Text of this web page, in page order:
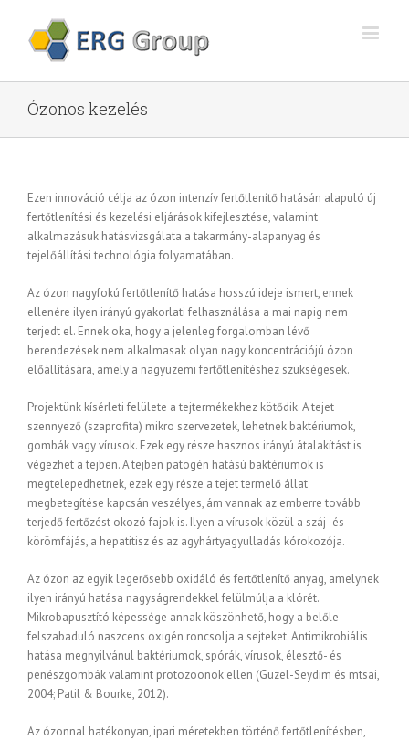
Ózonos kezelés
Ezen innováció célja az ózon intenzív fertőtlenítő hatásán alapuló új
fertőtlenítési és kezelési eljárások kifejlesztése, valamint
alkalmazásuk hatásvizsgálata a takarmány-alapanyag és
tejelőállítási technológia folyamatában.
Az ózon nagyfokú fertőtlenítő hatása hosszú ideje ismert, ennek
ellenére ilyen irányú gyakorlati felhasználása a mai napig nem
terjedt el. Ennek oka, hogy a jelenleg forgalomban lévő
berendezések nem alkalmasak olyan nagy koncentrációjú ózon
előállítására, amely a nagyüzemi fertőtlenítéshez szükségesek.
Projektünk kísérleti felülete a tejtermékekhez kötődik. A tejet
szennyező (szaprofita) mikro szervezetek, lehetnek baktériumok,
gombák vagy vírusok. Ezek egy része hasznos irányú átalakítást is
végezhet a tejben. A tejben patogén hatású baktériumok is
megtelepedhetnek, ezek egy része a tejet termelő állat
megbetegítése kapcsán veszélyes, ám vannak az emberre tovább
terjedő fertőzést okozó fajok is. Ilyen a vírusok közül a száj- és
körömfájás, a hepatitisz és az agyhártyagyulladás kórokozója.
Az ózon az egyik legerősebb oxidáló és fertőtlenítő anyag, amelynek
ilyen irányú hatása nagyságrendekkel felülmúlja a klórét.
Mikrobapusztító képessége annak köszönhető, hogy a belőle
felszabaduló naszcens oxigén roncsolja a sejteket. Antimikrobiális
hatása megnyilvánul baktériumok, spórák, vírusok, élesztő- és
penészgombák valamint protozoonok ellen (Guzel-Seydim és mtsai,
2004; Patil & Bourke, 2012).
Az ózonnal hatékonyan, ipari méretekben történő fertőtlenítésben,